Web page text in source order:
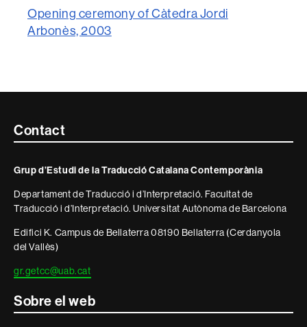
Opening ceremony of Càtedra Jordi
Arbonès, 2003
Contacte
informació
legal
Contact
Grup d’Estudi de la Traducció Catalana Contemporània
Departament de Traducció i d’Interpretació. Facultat de
Traducció i d’Interpretació. Universitat Autònoma de Barcelona
Edifici K. Campus de Bellaterra 08190 Bellaterra (Cerdanyola
del Vallès)
gr.getcc@uab.cat
Sobre el web